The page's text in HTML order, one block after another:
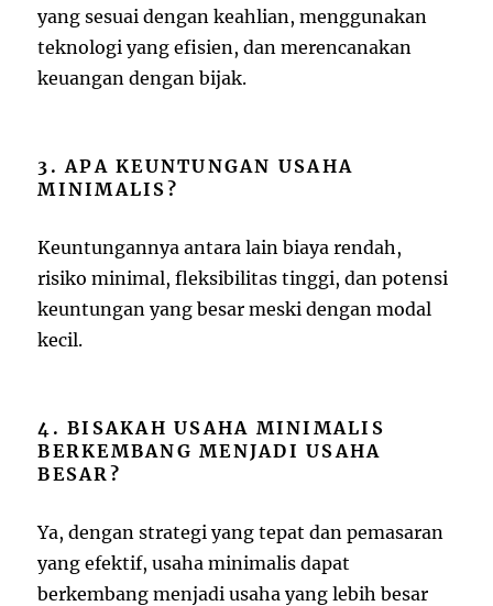
yang sesuai dengan keahlian, menggunakan
teknologi yang efisien, dan merencanakan
keuangan dengan bijak.
3. APA KEUNTUNGAN USAHA
MINIMALIS?
Keuntungannya antara lain biaya rendah,
risiko minimal, fleksibilitas tinggi, dan potensi
keuntungan yang besar meski dengan modal
kecil.
4. BISAKAH USAHA MINIMALIS
BERKEMBANG MENJADI USAHA
BESAR?
Ya, dengan strategi yang tepat dan pemasaran
yang efektif, usaha minimalis dapat
berkembang menjadi usaha yang lebih besar